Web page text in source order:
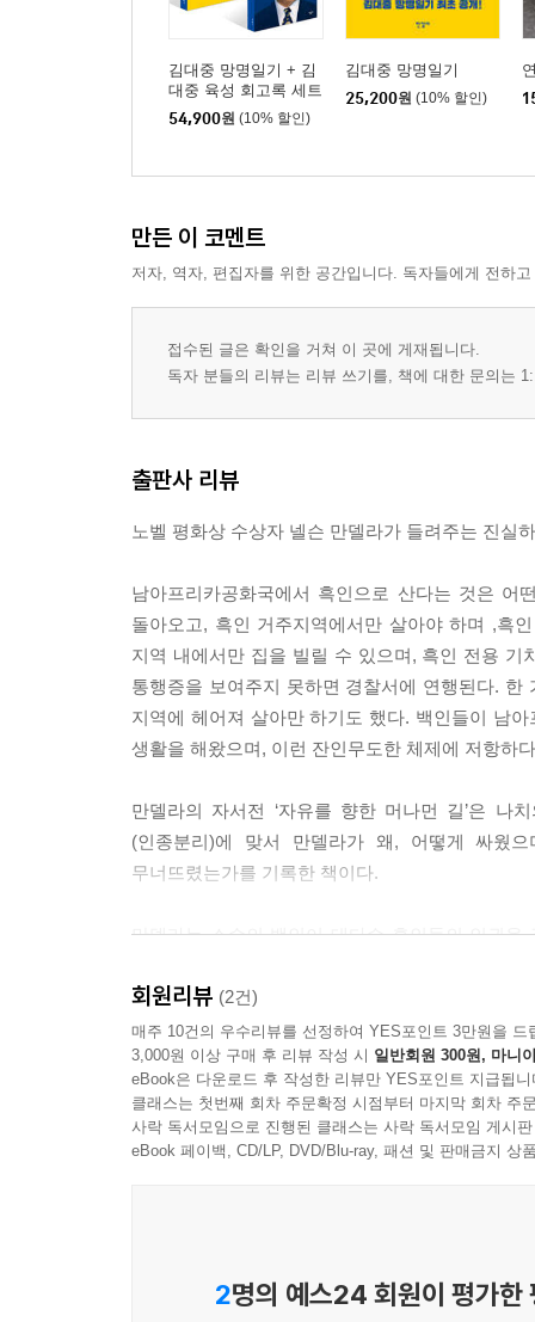
김대중 망명일기 + 김
대중 육성 회고록 세트
54,900원 (10% 할인)
김대중 망명일기
25,200원 (10% 할인)
만든 이 코멘트
저자, 역자, 편집자를 위한 공간입니다. 독자들에게 전하
접수된 글은 확인을 거쳐 이 곳에 게재됩니다.
독자 분들의 리뷰는 리뷰 쓰기를, 책에 대한 문의는
출판사 리뷰
노벨 평화상 수상자 넬슨 만델라가 들려주는 진실
남아프리카공화국에서 흑인으로 산다는 것은
돌아오고, 흑인 거주지역에서만 살아야 하며 ,흑
지역 내에서만 집을 빌릴 수 있으며, 흑인 전용
통행증을 보여주지 못하면 경찰서에 연행된다.
지역에 헤어져 살아만 하기도 했다. 백인들이 남
생활을 해왔으며, 이런 잔인무도한 체제에 저항하
만델라의 자서전 ‘자유를 향한 머나먼 길’은 나
(인종분리)에 맞서 만델라가 왜, 어떻게 싸웠
무너뜨렸는가를 기록한 책이다.
만델라는 소수의 백인이 대다수 흑인들의 인권
세월을 감옥에서 보내야만 했다. 만델라는 이 책
바라보고 있어야만 하는 안타까움, 가족에 대한
인간의 존엄과 자유의 소중함을 역설한다. 그리
한 결코 패배자가 될 수 없다는 교훈을 전해 준다.
시련을 통해 더욱 강해졌고, 관용과 용서로 자신
높이 들어올려진 그의 영혼, 그의 인간의 크기와
어떻게 활동했고 어떤 결과를 가져왔는가, 그리
회원리뷰 (2건)
매주 10건의 우수리뷰를 선정하여 YES포인트 3만원을 드
3,000원 이상 구매 후 리뷰 작성 시 일반회원 300원, 마니
eBook은 다운로드 후 작성한 리뷰만 YES포인트 지급됩니
클래스는 첫번째 회차 주문확정 시점부터 마지막 회차 주
사락 독서모임으로 진행된 클래스는 사락 독서모임 게시
eBook 페이백, CD/LP, DVD/Blu-ray, 패션 및 판매금지 상
2명의 예스24 회원이 평가한